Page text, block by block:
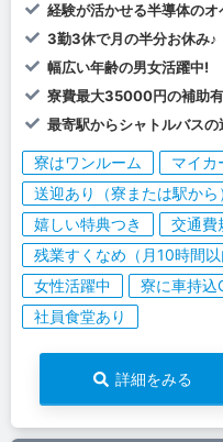
経験が活かせる半導体の
3勤3休で月の半分お休み♪
幅広い年齢の男女活躍中!
寮費最大35000円の補助
最寄駅からシャトルバスの
寮はワンルーム
マイカ
送迎あり（寮または駅から
嬉しい特典つき
交通費
残業すくなめ（月10時間以
女性活躍中
寮に車持込
社員食堂あり
詳細をみる